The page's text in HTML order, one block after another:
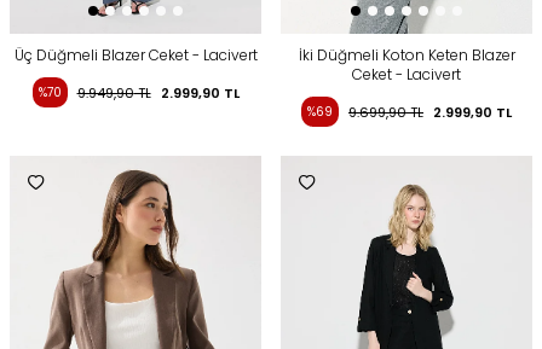
Üç Düğmeli Blazer Ceket - Lacivert
%70 9.949,90TL 2.999,90 TL
İki Düğmeli Koton Keten Blazer
Ceket - Lacivert
%69 9.699,90TL 2.999,90 TL